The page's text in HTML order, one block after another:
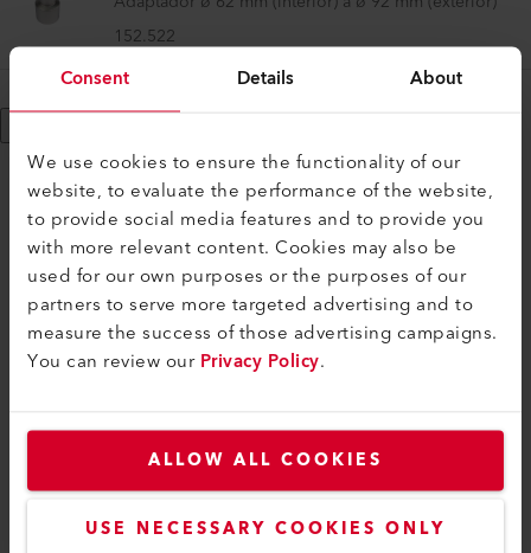
Consent Details About
We use cookies to ensure the functionality of our
website, to evaluate the performance of the website,
to provide social media features and to provide you
with more relevant content. Cookies may also be
used for our own purposes or the purposes of our
partners to serve more targeted advertising and to
measure the success of those advertising campaigns.
You can review ourPrivacy Policy.
ALLOW ALL COOKIES
USE NECESSARY COOKIES ONLY
152.522
COMPATIBILIDAD
Perfecto para estos productos